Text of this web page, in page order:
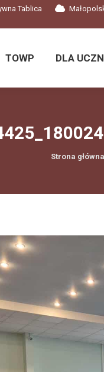
Tablica
TOWP DLA
Jesteś tutaj:
Strona główna